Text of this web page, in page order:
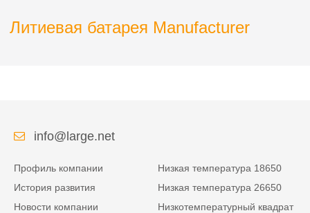
Литиевая батарея Manufacturer
info@large.net
Профиль компании
История развития
Новости компании
Низкая температура 18650
Низкая температура 26650
Низкотемпературный квадрат